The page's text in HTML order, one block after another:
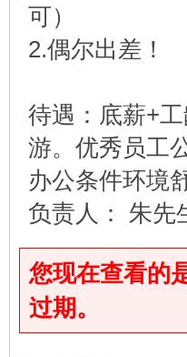
可）
2.偶尔出差！
待遇：底薪+
游。优秀员工
办公条件环境
负责人： 朱先
您现在查看的
过期。